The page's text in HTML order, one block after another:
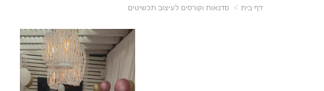
דף בית סדנאות וקורסים לעיצוב תכשיטים